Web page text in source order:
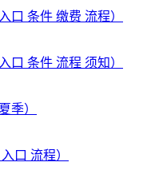
口 条件 缴费 流程）
口 条件 流程 须知）
季）
口 流程）